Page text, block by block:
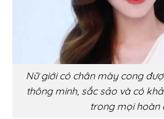
Nữ giới có chân mày cong
thông minh, sắc sảo và có
trong mọi hoàn